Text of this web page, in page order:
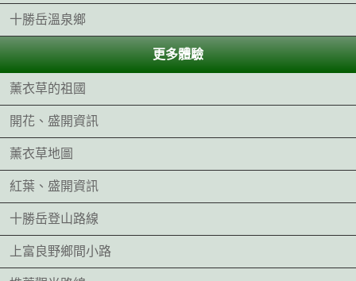
十勝岳溫泉鄉
更多體驗
薰衣草的祖國
開花、盛開資訊
薰衣草地圖
紅葉、盛開資訊
十勝岳登山路線
上富良野鄉間小路